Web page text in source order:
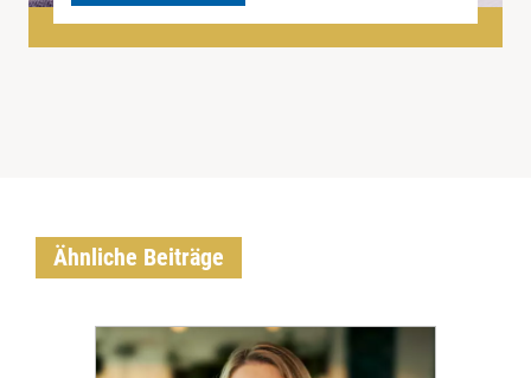
Ähnliche Beiträge